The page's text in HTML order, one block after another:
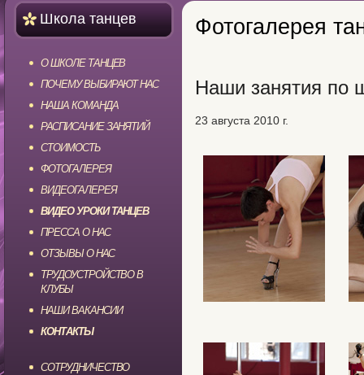
Школа танцев
О ШКОЛЕ ТАНЦЕВ
ПОЧЕМУ ВЫБИРАЮТ НАС
НАША КОМАНДА
РАСПИСАНИЕ ЗАНЯТИЙ
СТОИМОСТЬ
ФОТОГАЛЕРЕЯ
ВИДЕОГАЛЕРЕЯ
ВИДЕО УРОКИ ТАНЦЕВ
ПРЕССА О НАС
ОТЗЫВЫ О НАС
ТРУДОУСТРОЙСТВО В
КЛУБЫ
НАШИ ВАКАНСИИ
КОНТАКТЫ
СОТРУДНИЧЕСТВО
Фотогалерея
Наши занятия по
23 августа 2010 г.